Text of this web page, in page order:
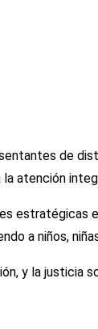
de
atención
a niños,
y la